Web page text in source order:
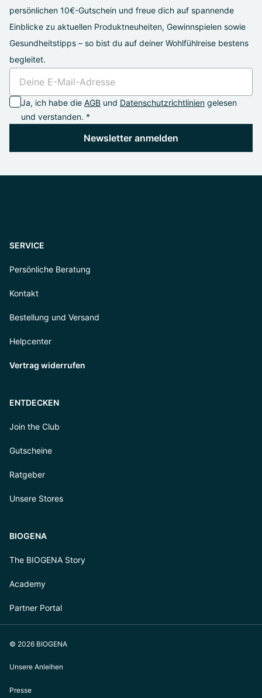
persönlichen 10€-Gutschein und freue dich auf spannende
Einblicke zu aktuellen Produktneuheiten, Gewinnspielen sowie
Gesundheitstipps – so bist du auf deiner Wohlfühlreise bestens
begleitet.
Ja, ich habe die AGB und Datenschutzrichtlinien gelesen
und verstanden. *
Newsletter anmelden
SERVICE
Persönliche Beratung
Kontakt
Bestellung und Versand
Helpcenter
Vertrag widerrufen
ENTDECKEN
Join the Club
Gutscheine
Ratgeber
Unsere Stores
BIOGENA
The BIOGENA Story
Academy
Partner Portal
© 2026 BIOGENA
Unsere Anleihen
Presse